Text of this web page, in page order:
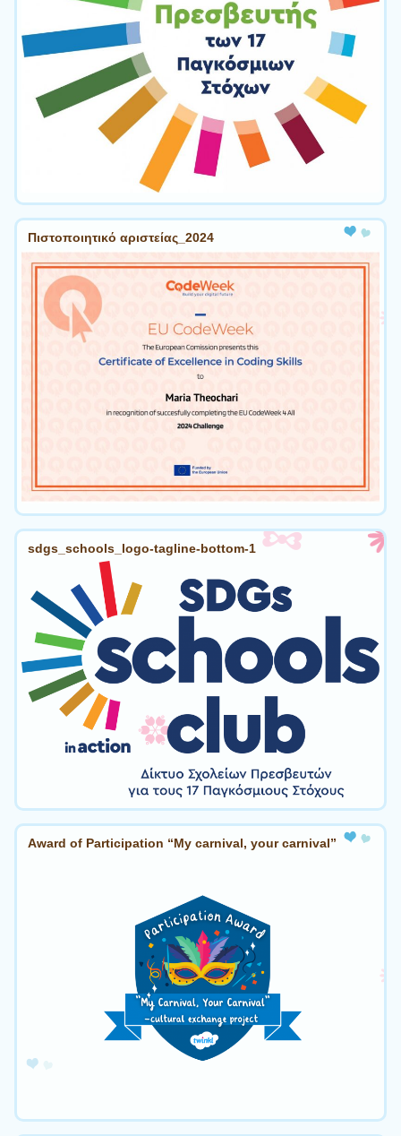
Πιστοποιητικό αριστείας_2024
sdgs_schools_logo-tagline-bottom-1
Award of Participation “My carnival, your carnival”